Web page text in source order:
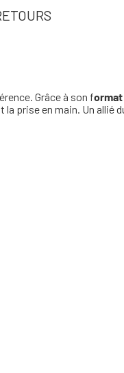
Grâce à son f
prise en main. Un allié